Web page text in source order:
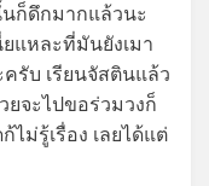
ก็ดึกมากแล้วนะ
แหละที่มันยังเมา
รับ เรียนจัสตินแล้ว
ยจะไปขอร่วมวงก็
ไม่รู้เรื่อง เลยได้แต่